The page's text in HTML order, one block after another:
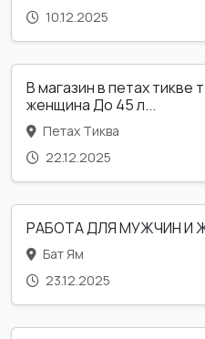
10.12.2025
В магазин в петах тикве
женщина До 45 л...
Петах Тиква
22.12.2025
РАБОТА ДЛЯ МУЖЧИН И
Бат Ям
23.12.2025